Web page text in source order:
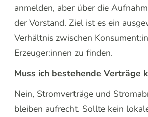
anmelden, aber über die
der Vorstand. Ziel ist es ein
Verhältnis zwischen
Erzeuger:innen zu finden.
Muss ich bestehende Verträge
Nein, Stromverträge und
bleiben aufrecht. Sollte kein